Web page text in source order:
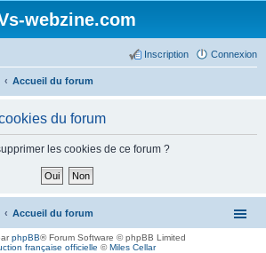
webzine.com
Connexion
Inscription
Accueil du forum
du forum
les cookies de ce forum ?
Accueil du forum
phpBB® Forum Software © phpBB Limited
française officielle ©Miles Cellar